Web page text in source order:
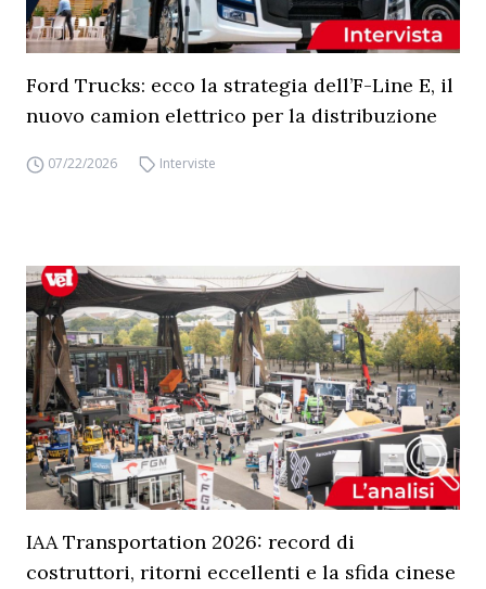
Ford Trucks: ecco la strategia dell’F-Line E, il
nuovo camion elettrico per la distribuzione
07/22/2026 Interviste
IAA Transportation 2026: record di
costruttori, ritorni eccellenti e la sfida cinese